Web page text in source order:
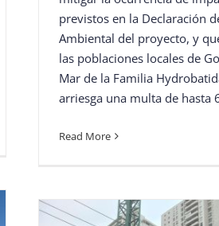
previstos en la Declaración
Ambiental del proyecto, y
las poblaciones locales de
Mar de la Familia
arriesga una multa de hasta
Read More